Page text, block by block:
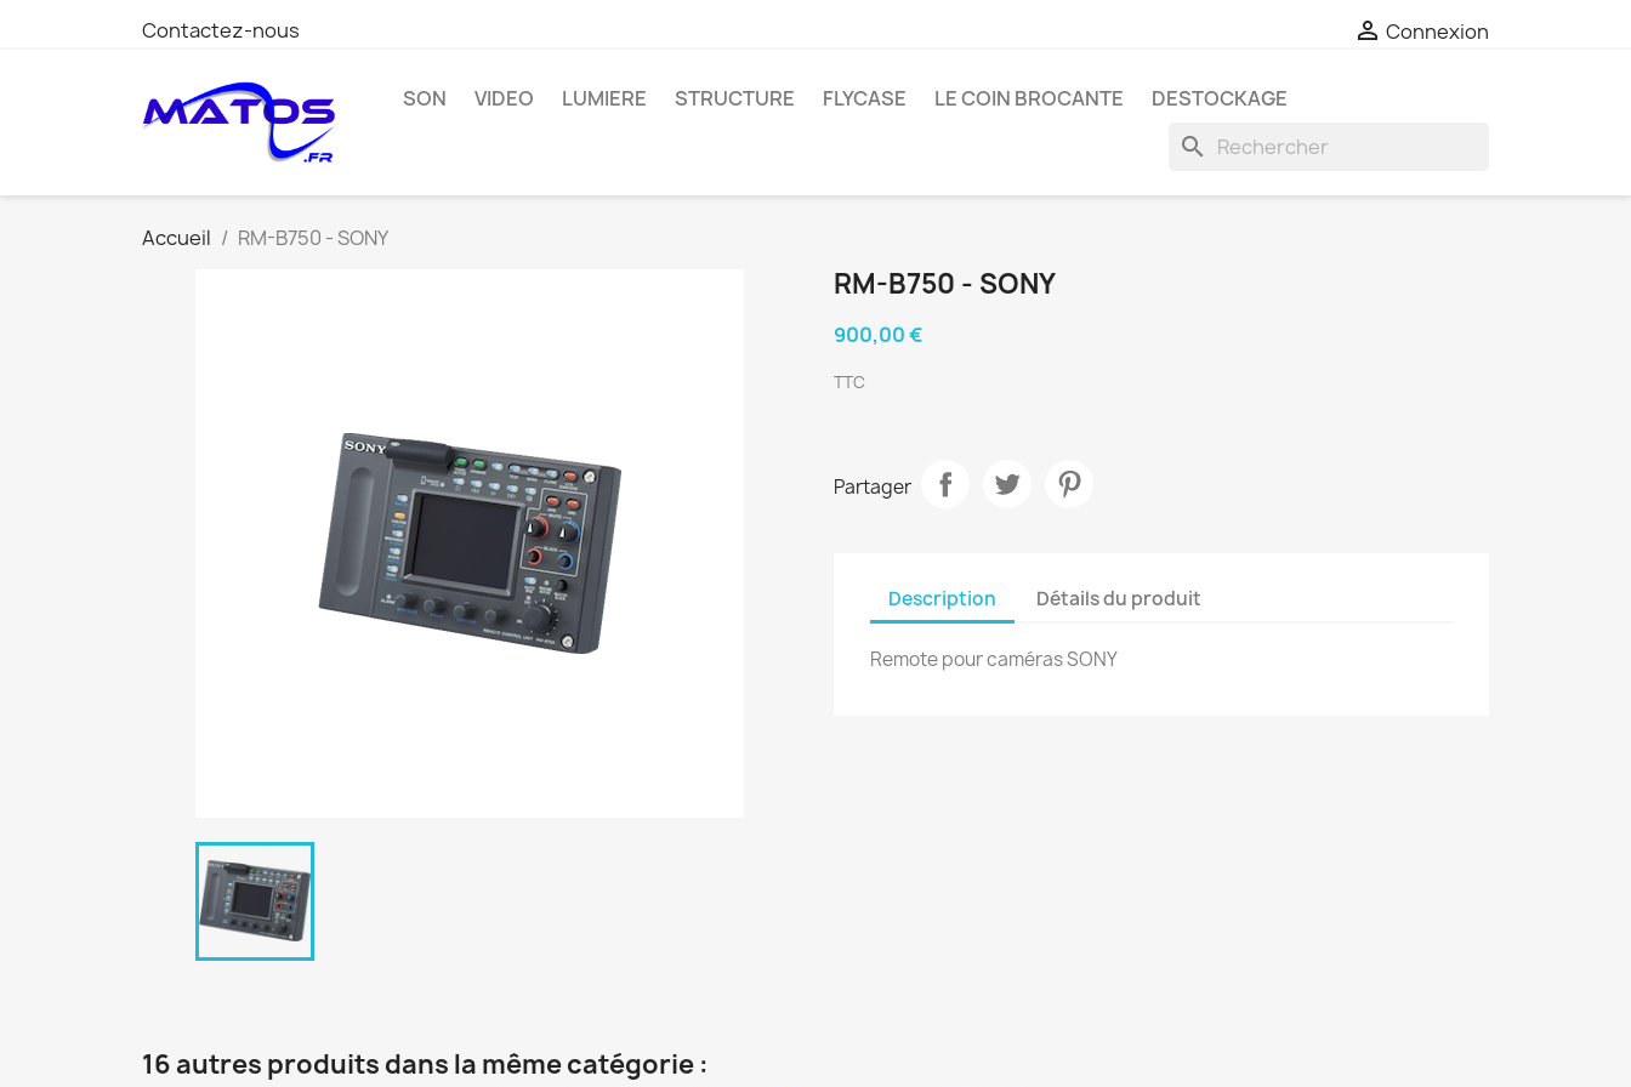
Contactez-nous  Connexion
SON VIDEO LUMIERE STRUCTURE FLYCASE LE COIN BROCANTE DESTOCKAGE
search
Accueil RM-B750 - SONY
RM-B750 - SONY
900,00 €
TTC
Partager
Description Détails du produit
Remote pour caméras SONY
16 autres produits dans la même catégorie :